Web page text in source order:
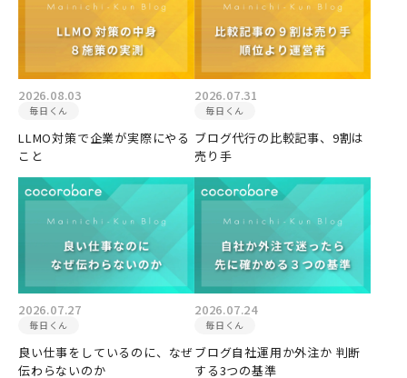
2026.08.03
毎日くん
LLMO対策で企業が実際にやる
こと
2026.07.31
毎日くん
ブログ代行の比較記事、9割は
売り手
2026.07.27
毎日くん
良い仕事をしているのに、なぜ
伝わらないのか
2026.07.24
毎日くん
ブログ自社運用か外注か 判断
する3つの基準